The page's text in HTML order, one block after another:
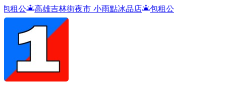
夜市 小雨點冰品店 包租公